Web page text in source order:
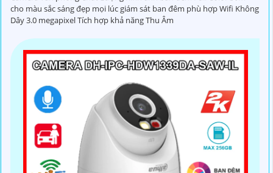
cho màu sắc sáng đẹp mọi lúc giám sát ban đêm phù hợp Wifi Không
Dây 3.0 megapixel Tích hợp khả năng Thu Âm